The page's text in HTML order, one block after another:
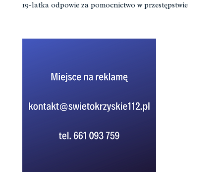
19-latka odpowie za pomocnictwo w przestępstwie